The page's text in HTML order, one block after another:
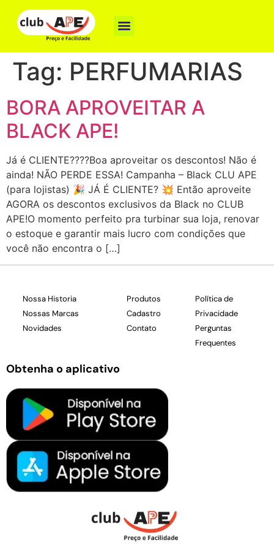
Tag: PERFUMARIAS
BORA APROVEITAR A
BLACK APE!
Já é CLIENTE????Boa aproveitar os descontos! Não é
ainda! NÃO PERDE ESSA! Campanha – Black CLU APE
(para lojistas) 🎉 JÁ É CLIENTE? 💥 Então aproveite
AGORA os descontos exclusivos da Black no CLUB
APE!O momento perfeito pra turbinar sua loja, renovar
o estoque e garantir mais lucro com condições que
você não encontra o […]
Nossa Historia
Nossas Marcas
Novidades
Produtos
Cadastro
Contato
Política de
Privacidade
Perguntas
Frequentes
Obtenha o aplicativo